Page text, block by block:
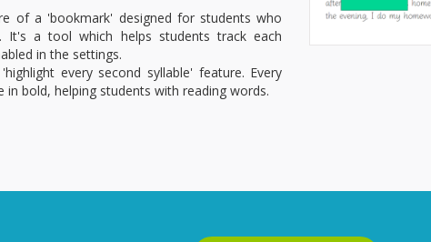
of a 'bookmark' designed for students who
a tool which helps students track each
in the settings.
every second syllable' feature. Every
in bold, helping students with reading words.